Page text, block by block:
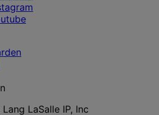
LaSalle IP, Inc